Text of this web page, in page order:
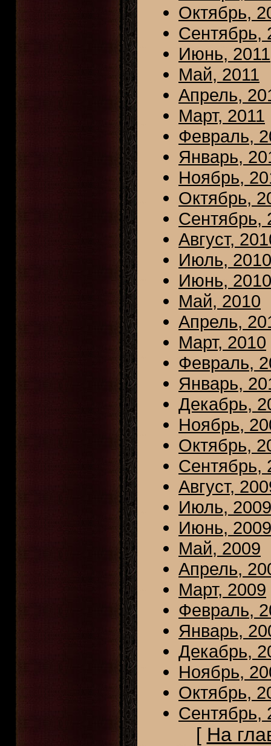
Октябрь,
Сентябрь,
Июнь, 2011
Май, 2011
Апрель,
Март, 2011
Февраль,
Январь,
Ноябрь,
Октябрь,
Сентябрь,
Август,
Июль, 2010
Июнь, 2010
Май, 2010
Апрель,
Март, 2010
Февраль,
Январь,
Декабрь,
Ноябрь,
Октябрь,
Сентябрь,
Август,
Июль, 2009
Июнь, 2009
Май, 2009
Апрель,
Март, 2009
Февраль,
Январь,
Декабрь,
Ноябрь,
Октябрь,
Сентябрь,
[ На